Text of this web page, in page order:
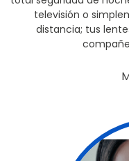
televisión o
distancia; tus